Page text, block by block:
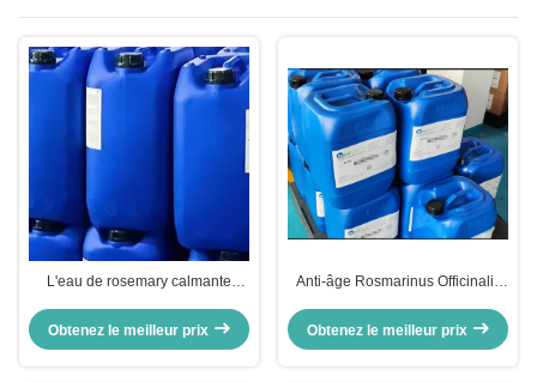
L'eau de rosemary calmante
Officinalis Hydrosols d'eau de
feuilles
Obtenez le meilleur prix
Anti-âge Rosmarinus Officinalis
de feuilles de romarin
Obtenez le meilleur prix